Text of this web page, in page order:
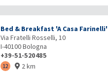
Bed & Breakfast 'A Casa Farinelli'
Via Fratelli Rosselli, 10
I-40100Bologna
+39-51-520485
12  2 km